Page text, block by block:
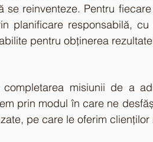
reinventeze. Pentru
planificare responsabilă,
pentru obținerea
misiunii de a
prin modul în care ne
pe care le oferim clienților